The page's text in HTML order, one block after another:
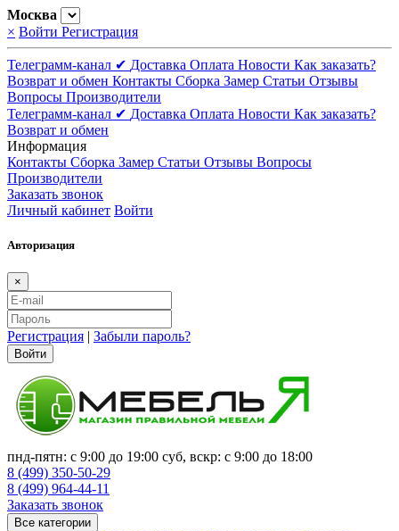
Москва
× Войти Регистрация
Телеграмм-канал ✔ Доставка Оплата Новости Как заказать?
Возврат и обмен Контакты Сборка Замер Статьи Отзывы
Вопросы Производители
Телеграмм-канал ✔ Доставка Оплата Новости Как заказать?
Возврат и обмен
Информация
Контакты Сборка Замер Статьи Отзывы Вопросы
Производители
Заказать звонок
Личный кабинет Войти
Авторизация
×
Регистрация | Забыли пароль?
Войти
пнд-пятн: с 9:00 до 19:00 суб, вскр: с 9:00 до 18:00
8 (499) 350-50-29
8 (499) 964-44-11
Заказать звонок
Все категории